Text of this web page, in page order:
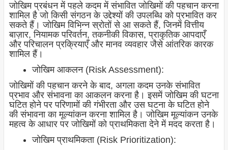
जोखिम प्रबंधन में पहले कदम में संभावित जोखिमों की पहचान करना
शामिल है जो किसी संगठन के उद्देश्यों की उपलब्धि को प्रभावित कर
सकते हैं। जोखिम विभिन्न स्रोतों से आ सकते हैं, जिनमें वित्तीय
बाज़ार, नियामक परिवर्तन, तकनीकी विकास, प्राकृतिक आपदाएँ
और परिचालन प्रक्रियाएँ और मानव व्यवहार जैसे आंतरिक कारक
शामिल हैं।
जोखिम आकलन (Risk Assessment):
जोखिमों की पहचान करने के बाद, अगला कदम उनके संभावित
प्रभाव और संभावना का आकलन करना है। इसमें जोखिम की घटना
घटित होने पर परिणामों की गंभीरता और उस घटना के घटित होने
की संभावना का मूल्यांकन करना शामिल है। जोखिम मूल्यांकन उनके
महत्व के आधार पर जोखिमों को प्राथमिकता देने में मदद करता है।
जोखिम प्राथमिकता (Risk Prioritization):